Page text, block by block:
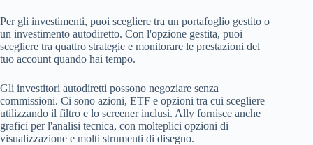
Per gli investimenti, puoi scegliere tra un portafoglio gestito o
un investimento autodiretto. Con l'opzione gestita, puoi
scegliere tra quattro strategie e monitorare le prestazioni del
tuo account quando hai tempo.
Gli investitori autodiretti possono negoziare senza
commissioni. Ci sono azioni, ETF e opzioni tra cui scegliere
utilizzando il filtro e lo screener inclusi. Ally fornisce anche
grafici per l'analisi tecnica, con molteplici opzioni di
visualizzazione e molti strumenti di disegno.